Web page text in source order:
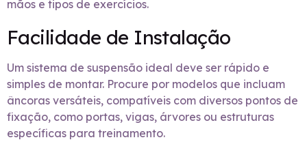
mãos e tipos de exercícios.
Facilidade de Instalação
Um sistema de suspensão ideal deve ser rápido e
simples de montar. Procure por modelos que incluam
âncoras versáteis, compatíveis com diversos pontos de
fixação, como portas, vigas, árvores ou estruturas
específicas para treinamento.